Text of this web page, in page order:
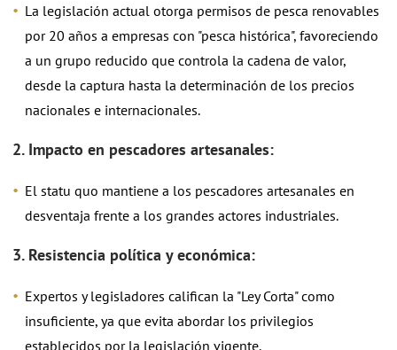
La legislación actual otorga permisos de pesca renovables
por 20 años a empresas con "pesca histórica", favoreciendo
a un grupo reducido que controla la cadena de valor,
desde la captura hasta la determinación de los precios
nacionales e internacionales.
2. Impacto en pescadores artesanales:
El statu quo mantiene a los pescadores artesanales en
desventaja frente a los grandes actores industriales.
3. Resistencia política y económica:
Expertos y legisladores califican la "Ley Corta" como
insuficiente, ya que evita abordar los privilegios
establecidos por la legislación vigente.